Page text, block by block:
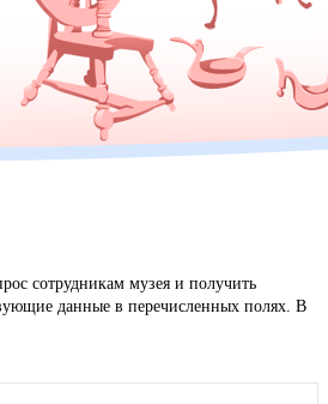
сотрудникам музея и получить
данные в перечисленных полях. В